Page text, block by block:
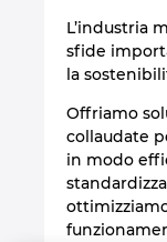
L’industria
sfide
la
Offriamo
collaudate
in modo
Mexico
Netherlands
New Zealand
Norway